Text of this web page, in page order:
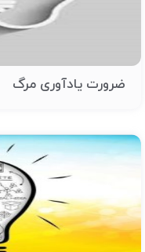
ضرورت یادآوری مرگ